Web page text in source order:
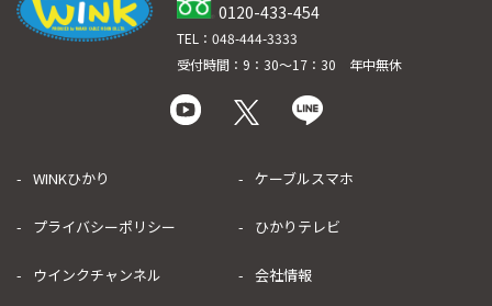
0120-433-454
TEL：048-444-3333
受付時間：9：30～17：30 年中無休
WINKひかり ケーブルスマホ
プライバシーポリシー ひかりテレビ
ウインクチャンネル 会社情報